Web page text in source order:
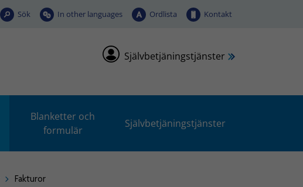
Sök In other languages Ordlista Kontakt
Självbetjäningstjänster
Blanketter och
formulär
Självbetjäningstjänster
Fakturor